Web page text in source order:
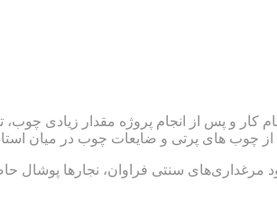
کار و پس از انجام پروژه مقدار زیادی چوب،
چوب های پرتی و ضایعات چوب در میان
مرغداری‌های سنتی فراوان، نجارها پوشال